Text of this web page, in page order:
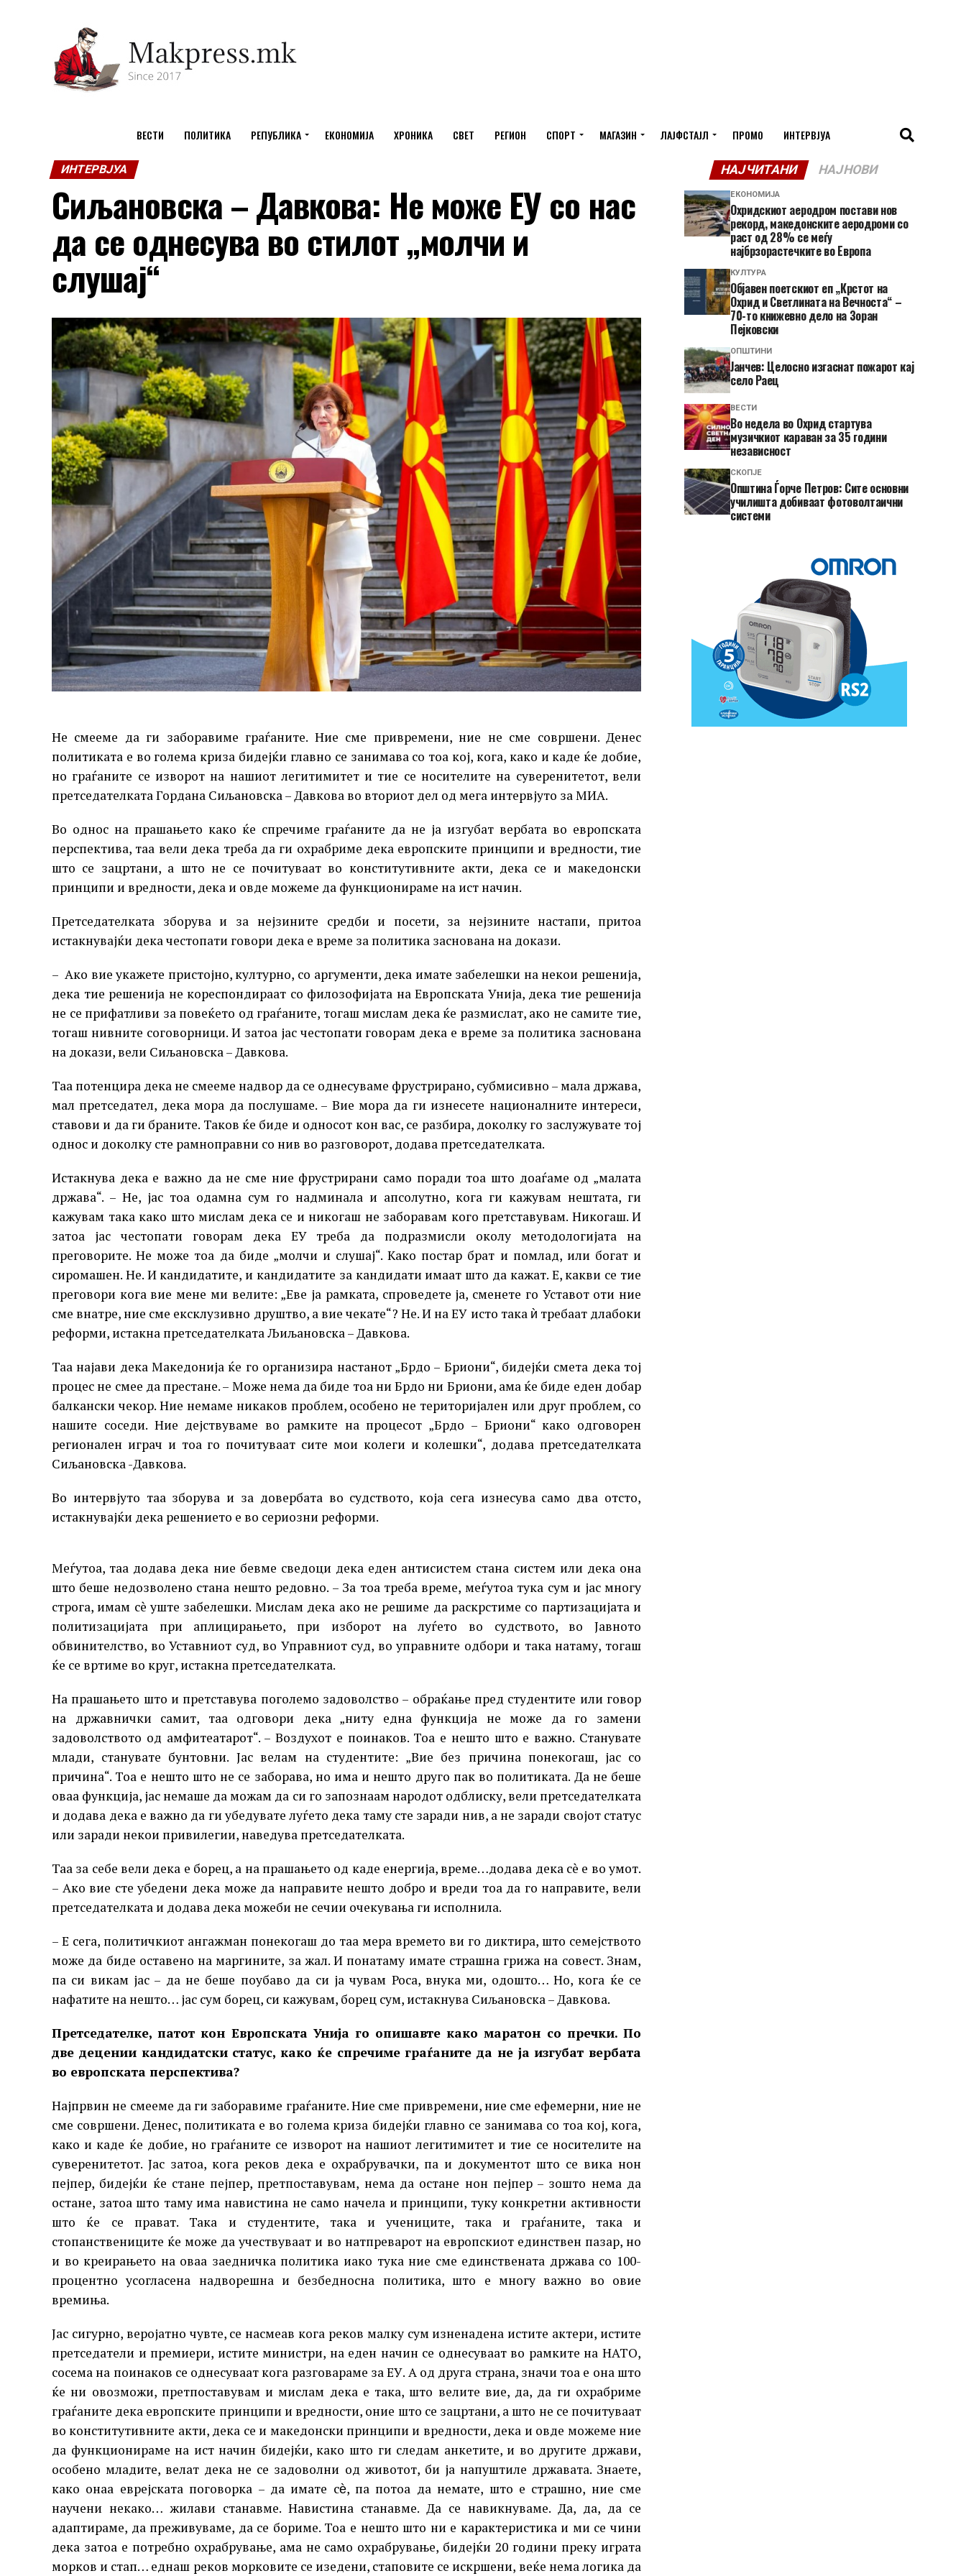
ВЕСТИ ПОЛИТИКА РЕПУБЛИКА ЕКОНОМИЈА ХРОНИКА СВЕТ РЕГИОН СПОРТ МАГАЗИН ЛАЈФСТАЈЛ ПРОМО ИНТЕРВЈУА
ИНТЕРВЈУА
Сиљановска – Давкова: Не може ЕУ со нас
да се однесува во стилот „молчи и
слушај“
Не смееме да ги заборавиме граѓаните. Ние сме привремени, ние не сме совршени. Денес
политиката е во голема криза бидејќи главно се занимава со тоа кој, кога, како и каде ќе добие,
но граѓаните се изворот на нашиот легитимитет и тие се носителите на суверенитетот, вели
претседателката Гордана Сиљановска – Давкова во вториот дел од мега интервјуто за МИА.
Во однос на прашањето како ќе спречиме граѓаните да не ја изгубат вербата во европската
перспектива, таа вели дека треба да ги охрабриме дека европските принципи и вредности, тие
што се зацртани, а што не се почитуваат во конститутивните акти, дека се и македонски
принципи и вредности, дека и овде можеме да функционираме на ист начин.
Претседателката зборува и за нејзините средби и посети, за нејзините настапи, притоа
истакнувајќи дека честопати говори дека е време за политика заснована на докази.
– Ако вие укажете пристојно, културно, со аргументи, дека имате забелешки на некои решенија,
дека тие решенија не кореспондираат со филозофијата на Европската Унија, дека тие решенија
не се прифатливи за повеќето од граѓаните, тогаш мислам дека ќе размислат, ако не самите тие,
тогаш нивните соговорници. И затоа јас честопати говорам дека е време за политика заснована
на докази, вели Сиљановска – Давкова.
Таа потенцира дека не смееме надвор да се однесуваме фрустрирано, субмисивно – мала држава,
мал претседател, дека мора да послушаме. – Вие мора да ги изнесете националните интереси,
ставови и да ги браните. Таков ќе биде и односот кон вас, се разбира, доколку го заслужувате тој
однос и доколку сте рамноправни со нив во разговорот, додава претседателката.
Истакнува дека е важно да не сме ние фрустрирани само поради тоа што доаѓаме од „малата
држава“. – Не, јас тоа одамна сум го надминала и апсолутно, кога ги кажувам нештата, ги
кажувам така како што мислам дека се и никогаш не заборавам кого претставувам. Никогаш. И
затоа јас честопати говорам дека ЕУ треба да подразмисли околу методологијата на
преговорите. Не може тоа да биде „молчи и слушај“. Како постар брат и помлад, или богат и
сиромашен. Не. И кандидатите, и кандидатите за кандидати имаат што да кажат. Е, какви се тие
преговори кога вие мене ми велите: „Еве ја рамката, спроведете ја, сменете го Уставот оти ние
сме внатре, ние сме ексклузивно друштво, а вие чекате“? Не. И на ЕУ исто така ѝ требаат длабоки
реформи, истакна претседателката Љиљановска – Давкова.
Таа најави дека Македонија ќе го организира настанот „Брдо – Бриони“, бидејќи смета дека тој
процес не смее да престане. – Може нема да биде тоа ни Брдо ни Бриони, ама ќе биде еден добар
балкански чекор. Ние немаме никаков проблем, особено не територијален или друг проблем, со
нашите соседи. Ние дејствуваме во рамките на процесот „Брдо – Бриони“ како одговорен
регионален играч и тоа го почитуваат сите мои колеги и колешки“, додава претседателката
Сиљановска -Давкова.
Во интервјуто таа зборува и за довербата во судството, која сега изнесува само два отсто,
истакнувајќи дека решението е во сериозни реформи.
Меѓутоа, таа додава дека ние бевме сведоци дека еден антисистем стана систем или дека она
што беше недозволено стана нешто редовно. – За тоа треба време, меѓутоа тука сум и јас многу
строга, имам сè уште забелешки. Мислам дека ако не решиме да раскрстиме со партизацијата и
политизацијата при аплицирањето, при изборот на луѓето во судството, во Јавното
обвинителство, во Уставниот суд, во Управниот суд, во управните одбори и така натаму, тогаш
ќе се вртиме во круг, истакна претседателката.
На прашањето што и претставува поголемо задоволство – обраќање пред студентите или говор
на државнички самит, таа одговори дека „ниту една функција не може да го замени
задоволството од амфитеатарот“. – Воздухот е поинаков. Тоа е нешто што е важно. Станувате
млади, станувате бунтовни. Јас велам на студентите: „Вие без причина понекогаш, јас со
причина“. Тоа е нешто што не се заборава, но има и нешто друго пак во политиката. Да не беше
оваа функција, јас немаше да можам да си го запознаам народот одблиску, вели претседателката
и додава дека е важно да ги убедувате луѓето дека таму сте заради нив, а не заради својот статус
или заради некои привилегии, наведува претседателката.
Таа за себе вели дека е борец, а на прашањето од каде енергија, време…додава дека сè е во умот.
– Ако вие сте убедени дека може да направите нешто добро и вреди тоа да го направите, вели
претседателката и додава дека можеби не сечии очекувања ги исполнила.
– Е сега, политичкиот ангажман понекогаш до таа мера времето ви го диктира, што семејството
може да биде оставено на маргините, за жал. И понатаму имате страшна грижа на совест. Знам,
па си викам јас – да не беше поубаво да си ја чувам Роса, внука ми, одошто… Но, кога ќе се
нафатите на нешто… јас сум борец, си кажувам, борец сум, истакнува Сиљановска – Давкова.
Претседателке, патот кон Европската Унија го опишавте како маратон со пречки. По
две децении кандидатски статус, како ќе спречиме граѓаните да не ја изгубат вербата
во европската перспектива?
Најпрвин не смееме да ги заборавиме граѓаните. Ние сме привремени, ние сме ефемерни, ние не
сме совршени. Денес, политиката е во голема криза бидејќи главно се занимава со тоа кој, кога,
како и каде ќе добие, но граѓаните се изворот на нашиот легитимитет и тие се носителите на
суверенитетот. Јас затоа, кога реков дека е охрабрувачки, па и документот што се вика нон
пејпер, бидејќи ќе стане пејпер, претпоставувам, нема да остане нон пејпер – зошто нема да
остане, затоа што таму има навистина не само начела и принципи, туку конкретни активности
што ќе се прават. Така и студентите, така и учениците, така и граѓаните, така и
стопанствениците ќе може да учествуваат и во натпреварот на европскиот единствен пазар, но
и во креирањето на оваа заедничка политика иако тука ние сме единствената држава со 100-
процентно усогласена надворешна и безбедносна политика, што е многу важно во овие
времиња.
Јас сигурно, веројатно чувте, се насмеав кога реков малку сум изненадена истите актери, истите
претседатели и премиери, истите министри, на еден начин се однесуваат во рамките на НАТО,
сосема на поинаков се однесуваат кога разговараме за ЕУ. А од друга страна, значи тоа е она што
ќе ни овозможи, претпоставувам и мислам дека е така, што велите вие, да, да ги охрабриме
граѓаните дека европските принципи и вредности, оние што се зацртани, а што не се почитуваат
во конститутивните акти, дека се и македонски принципи и вредности, дека и овде можеме ние
да функционираме на ист начин бидејќи, како што ги следам анкетите, и во другите држави,
особено младите, велат дека не се задоволни од животот, би ја напуштиле државата. Знаете,
како онаа еврејската поговорка – да имате сѐ, па потоа да немате, што е страшно, ние сме
научени некако… жилави станавме. Навистина станавме. Да се навикнуваме. Да, да, да се
адаптираме, да преживуваме, да се бориме. Тоа е нешто што ни е карактеристика и ми се чини
дека затоа е потребно охрабрување, ама не само охрабрување, бидејќи 20 години преку играта
морков и стап… еднаш реков морковите се изедени, стаповите се искршени, веќе нема логика да
НАЈЧИТАНИ НАЈНОВИ
ЕКОНОМИЈА
Охридскиот аеродром постави нов
рекорд, македонските аеродроми со
раст од 28% се меѓу
најбрзорастечките во Европа
КУЛТУРА
Објавен поетскиот еп „Крстот на
Охрид и Светлината на Вечноста“ –
70-то книжевно дело на Зоран
Пејковски
ОПШТИНИ
Јанчев: Целосно изгаснат пожарот кај
село Раец
ВЕСТИ
Во недела во Охрид стартува
музичкиот караван за 35 години
независност
СКОПЈЕ
Општина Ѓорче Петров: Сите основни
училишта добиваат фотоволтаични
системи